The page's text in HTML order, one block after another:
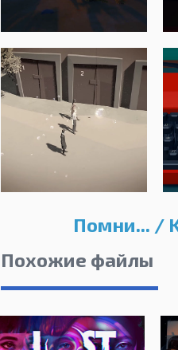
Помни... /
Похожие файлы